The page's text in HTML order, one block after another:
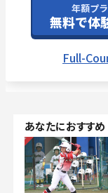
あなたにおすすめ
NEW